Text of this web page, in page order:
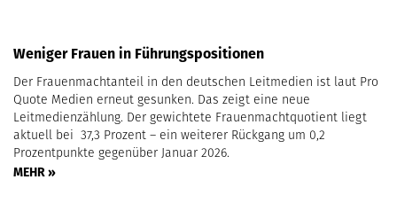
Weniger Frauen in Führungspositionen
Der Frauenmachtanteil in den deutschen Leitmedien ist laut Pro
Quote Medien erneut gesunken. Das zeigt eine neue
Leitmedienzählung. Der gewichtete Frauenmachtquotient liegt
aktuell bei 37,3 Prozent – ein weiterer Rückgang um 0,2
Prozentpunkte gegenüber Januar 2026.
MEHR »